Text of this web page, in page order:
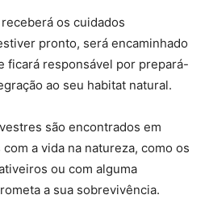
os cuidados
pronto, será encaminhado
ficará responsável por prepará-
ao seu habitat natural.
são encontrados em
a vida na natureza, como os
ou com alguma
a sua sobrevivência.